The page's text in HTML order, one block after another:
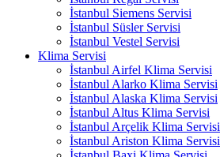
İstanbul Siemens Servisi
İstanbul Süsler Servisi
İstanbul Vestel Servisi
Klima Servisi
İstanbul Airfel Klima Servisi
İstanbul Alarko Klima Servisi
İstanbul Alaska Klima Servisi
İstanbul Altus Klima Servisi
İstanbul Arçelik Klima Servisi
İstanbul Ariston Klima Servisi